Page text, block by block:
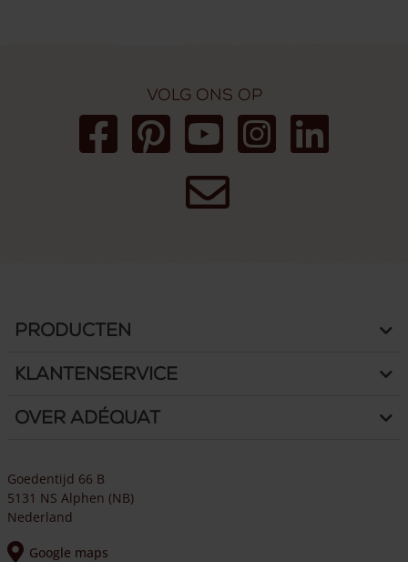
Volg ons op
Producten
Klantenservice
Over Adéquat
Goedentijd 66 B
5131 NS Alphen (NB)
Nederland
Google maps